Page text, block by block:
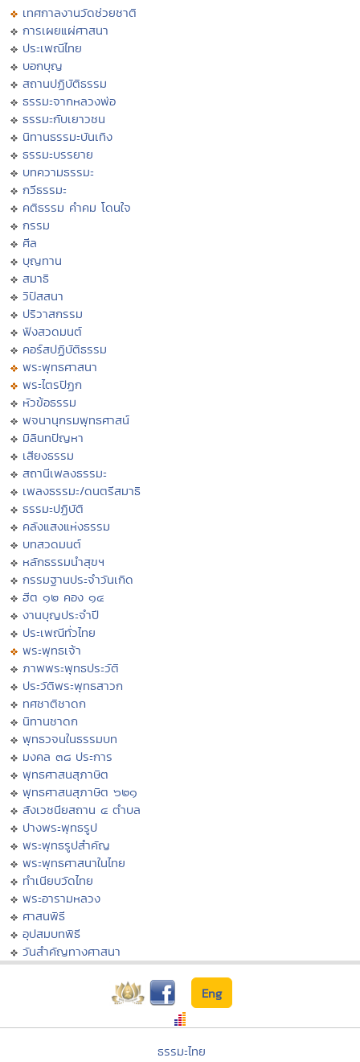
เทศกาลงานวัดช่วยชาติ
การเผยแผ่ศาสนา
ประเพณีไทย
บอกบุญ
สถานปฏิบัติธรรม
ธรรมะจากหลวงพ่อ
ธรรมะกับเยาวชน
นิทานธรรมะบันเทิง
ธรรมะบรรยาย
บทความธรรมะ
กวีธรรมะ
คติธรรม คำคม โดนใจ
กรรม
ศีล
บุญทาน
สมาธิ
วิปัสสนา
ปริวาสกรรม
ฟังสวดมนต์
คอร์สปฏิบัติธรรม
พระพุทธศาสนา
พระไตรปิฏก
หัวข้อธรรม
พจนานุกรมพุทธศาสน์
มิลินทปัญหา
เสียงธรรม
สถานีเพลงธรรมะ
เพลงธรรมะ/ดนตรีสมาธิ
ธรรมะปฏิบัติ
คลังแสงแห่งธรรม
บทสวดมนต์
หลักธรรมนำสุขฯ
กรรมฐานประจำวันเกิด
ฮีต ๑๒ คอง ๑๔
งานบุญประจำปี
ประเพณีทั่วไทย
พระพุทธเจ้า
ภาพพระพุทธประวัติ
ประวัติพระพุทธสาวก
ทศชาติชาดก
นิทานชาดก
พุทธวจนในธรรมบท
มงคล ๓๘ ประการ
พุทธศาสนสุภาษิต
พุทธศาสนสุภาษิต ๖๒๑
สังเวชนียสถาน ๔ ตำบล
ปางพระพุทธรูป
พระพุทธรูปสำคัญ
พระพุทธศาสนาในไทย
ทำเนียบวัดไทย
พระอารามหลวง
ศาสนพิธี
อุปสมบทพิธี
วันสำคัญทางศาสนา
Eng
ธรรมะไทย